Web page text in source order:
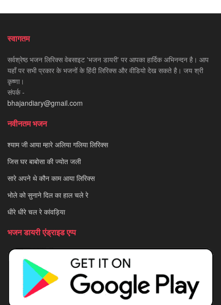
स्वागतम
सर्वश्रेष्ठ भजन लिरिक्स वेबसाइट 'भजन डायरी' पर आपका हार्दिक अभिनन्दन है। आप
यहाँ पर सभी प्रकार के भजनों के हिंदी लिरिक्स और वीडियो देख सकते है। जय श्री
कृष्णा।
संपर्क -
bhajandiary@gmail.com
नवीनतम भजन
श्याम जी आया म्हारे अलिया गलिया लिरिक्स
जिस घर बाबोसा की ज्योत जली
सारे अपने थे कौन काम आया लिरिक्स
भोले को सुनाने दिल का हाल चले रे
धीरे धीरे चल रे कांवड़िया
भजन डायरी एंड्राइड एप्प